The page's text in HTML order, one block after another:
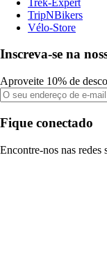
TripNBikers
Vélo-Store
Inscreva-se na
Aproveite 10% de
Fique conectado
Encontre-nos nas redes